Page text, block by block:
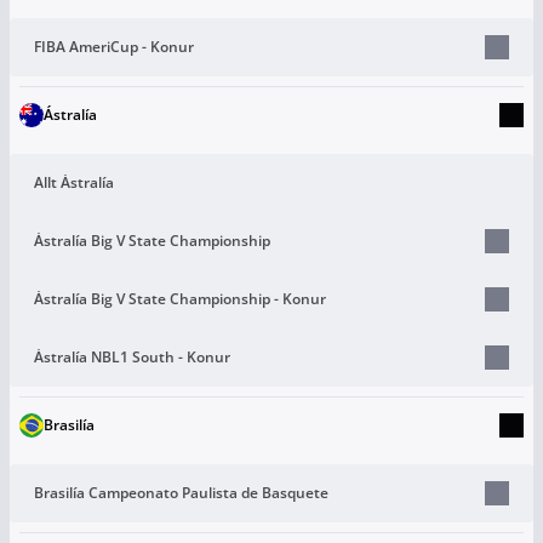
FIBA AmeriCup - Konur
Ástralía
Allt Ástralía
Ástralía Big V State Championship
Ástralía Big V State Championship - Konur
Ástralía NBL1 South - Konur
Brasilía
Brasilía Campeonato Paulista de Basquete